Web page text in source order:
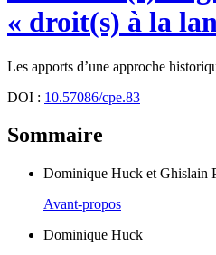
« droit(s) à la
Les apports d’une approche
DOI : 10.57086/cpe.83
Sommaire
Dominique Huck et Ghislain
Avant-propos
Dominique Huck